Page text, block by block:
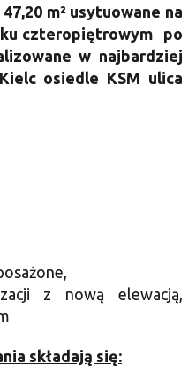
m² usytuowane na
czteropiętrowym po
w najbardziej
osiedle KSM ulica
z nową elewacją,
składają się: